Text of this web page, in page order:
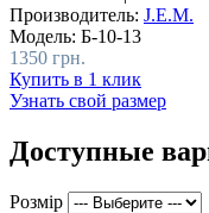
Производитель: J.E.M.
Модель: Б-10-13
1350 грн.
Купить в 1 клик
Узнать свой размер
Доступные
Розмір